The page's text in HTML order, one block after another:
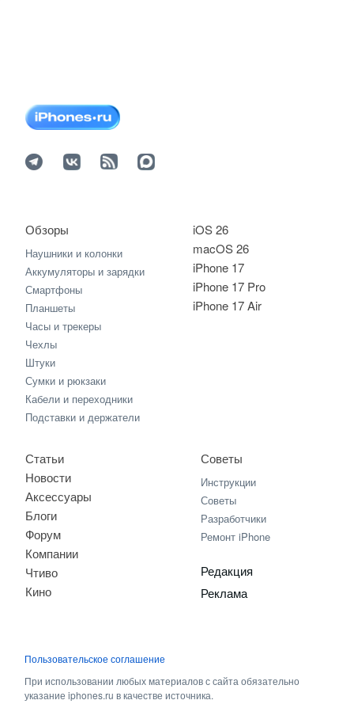
iOS 26
macOS 26
iPhone 17
iPhone 17 Pro
iPhone 17 Air
Обзоры
Наушники и колонки
Аккумуляторы и зарядки
Смартфоны
Планшеты
Часы и трекеры
Чехлы
Штуки
Сумки и рюкзаки
Кабели и переходники
Подставки и держатели
Статьи
Новости
Аксессуары
Блоги
Форум
Компании
Чтиво
Кино
Советы
Инструкции
Советы
Разработчики
Ремонт iPhone
Редакция
Реклама
Пользовательское соглашение
При использовании любых материалов с сайта обязательно
указание iphones.ru в качестве источника.